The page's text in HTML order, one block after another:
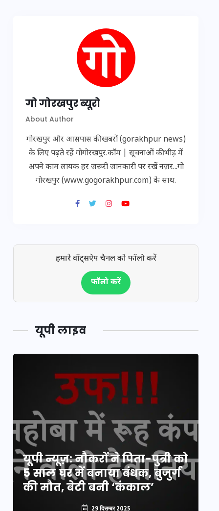
गो गोरखपुर ब्यूरो
About Author
गोरखपुर और आसपास की खबरों (gorakhpur news)
के लिए पढ़ते रहें गोगोरखपुर.कॉम | सूचनाओं की भीड़ में
अपने काम लायक हर जरूरी जानकारी पर रखें नज़र...गो
गोरखपुर (www.gogorakhpur.com) के साथ.
हमारे वॉट्सऐप चैनल को फॉलो करें
फॉलो करें
यूपी लाइव
यूपी न्यूज़: नौकरों ने पिता-पुत्री को
5 साल घर में बनाया बंधक, बुजुर्ग
की मौत, बेटी बनी ‘कंकाल’
29 दिसम्बर 2025